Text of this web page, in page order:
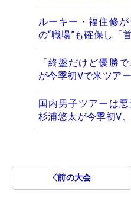
ルーキー・福住修
の“職場”も確保し「
「終盤だけど優勝
が今季初Vで米ツア
国内男子ツアーは
杉浦悠太が今季初V
前の大会